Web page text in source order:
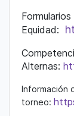
Formularios
Equidad:
Alternas:
Información
torneo: